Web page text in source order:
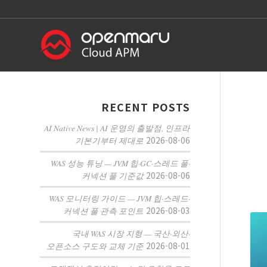
RECENT POSTS
AI Native News | AI 운영의 출발점, 인프라
기본기부터 제대로 2026-08-06
WAS 성능 튜닝 — JVM 힙·GC·스레드 풀·
커넥션 풀 기준값 2026-08-06
WAS 모니터링 가이드 — JVM 힙·스레드·
커넥션 풀 관측 포인트 2026-08-03
국내 WAS 시장 지형 — 국산·외산·
오픈소스 구도와 교체 기준 2026-08-01